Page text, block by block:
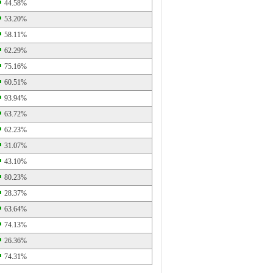
44.58%
53.20%
58.11%
62.29%
75.16%
60.51%
93.94%
63.72%
62.23%
31.07%
43.10%
80.23%
28.37%
63.64%
74.13%
26.36%
74.31%